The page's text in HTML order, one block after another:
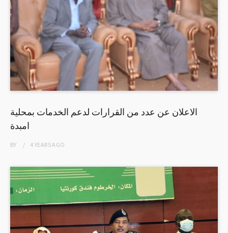
الاعلان عن عدد من القرارات لدعم الخدمات بمحلية
امبدة
BY 4 YEARSAGO